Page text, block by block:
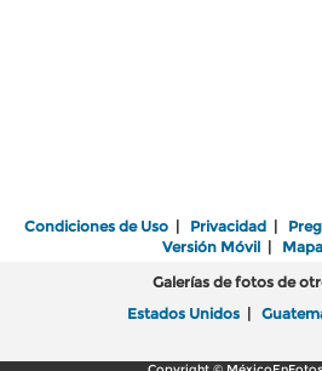
Condiciones de Uso | Privacidad |
Versión Móvil|
Galerías de fotos de
Estados Unidos |